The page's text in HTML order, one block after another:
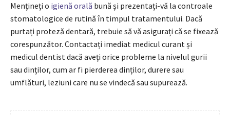
Mențineți o igienă orală bună și prezentați-vă la controale
stomatologice de rutină în timpul tratamentului. Dacă
purtați proteză dentară, trebuie să vă asigurați că se fixează
corespunzător. Contactați imediat medicul curant și
medicul dentist dacă aveți orice probleme la nivelul gurii
sau dinților, cum ar fi pierderea dinților, durere sau
umflături, leziuni care nu se vindecă sau supurează.